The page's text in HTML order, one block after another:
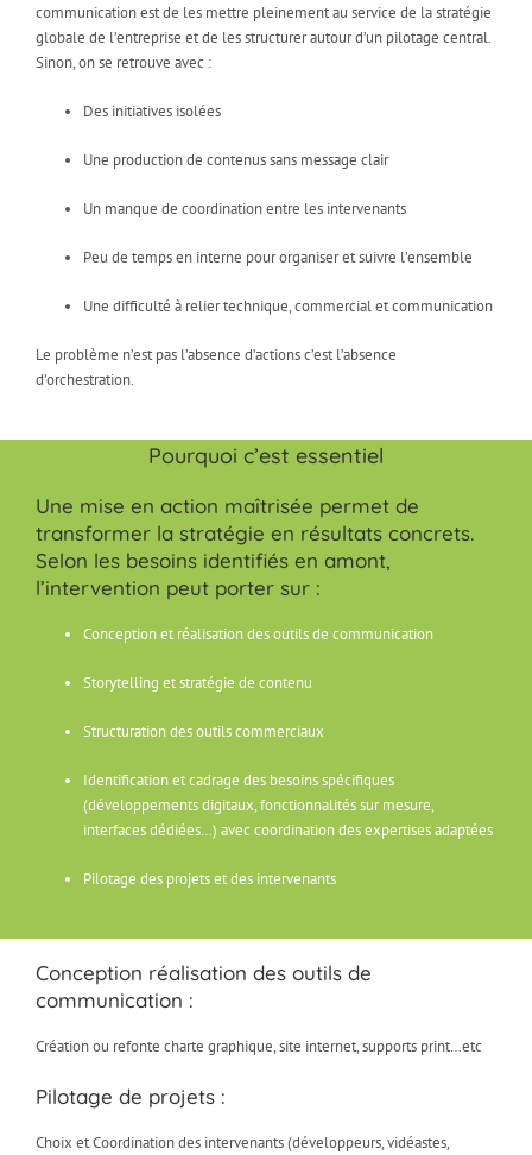
communication est de les mettre pleinement au service de la stratégie
globale de l’entreprise et de les structurer autour d’un pilotage central.
Sinon, on se retrouve avec :
Des initiatives isolées
Une production de contenus sans message clair
Un manque de coordination entre les intervenants
Peu de temps en interne pour organiser et suivre l’ensemble
Une difficulté à relier technique, commercial et communication
Le problème n’est pas l’absence d’actions c’est l’absence
d’orchestration.
Pourquoi c’est essentiel
Une mise en action maîtrisée permet de
transformer la stratégie en résultats concrets.
Selon les besoins identifiés en amont,
l’intervention peut porter sur :
Conception et réalisation des outils de communication
Storytelling et stratégie de contenu
Structuration des outils commerciaux
Identification et cadrage des besoins spécifiques
(développements digitaux, fonctionnalités sur mesure,
interfaces dédiées…) avec coordination des expertises adaptées
Pilotage des projets et des intervenants
Conception réalisation des outils de
communication :
Création ou refonte charte graphique, site internet, supports print…etc
Pilotage de projets :
Choix et Coordination des intervenants (développeurs, vidéastes,